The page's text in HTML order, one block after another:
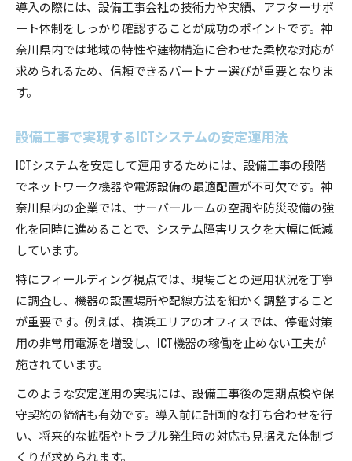
導入の際には、設備工事会社の技術力や実績、アフターサポ
ート体制をしっかり確認することが成功のポイントです。神
奈川県内では地域の特性や建物構造に合わせた柔軟な対応が
求められるため、信頼できるパートナー選びが重要となりま
す。
設備工事で実現するICTシステムの安定運用法
ICTシステムを安定して運用するためには、設備工事の段階
でネットワーク機器や電源設備の最適配置が不可欠です。神
奈川県内の企業では、サーバールームの空調や防災設備の強
化を同時に進めることで、システム障害リスクを大幅に低減
しています。
特にフィールディング視点では、現場ごとの運用状況を丁寧
に調査し、機器の設置場所や配線方法を細かく調整すること
が重要です。例えば、横浜エリアのオフィスでは、停電対策
用の非常用電源を増設し、ICT機器の稼働を止めない工夫が
施されています。
このような安定運用の実現には、設備工事後の定期点検や保
守契約の締結も有効です。導入前に計画的な打ち合わせを行
い、将来的な拡張やトラブル発生時の対応も見据えた体制づ
くりが求められます。